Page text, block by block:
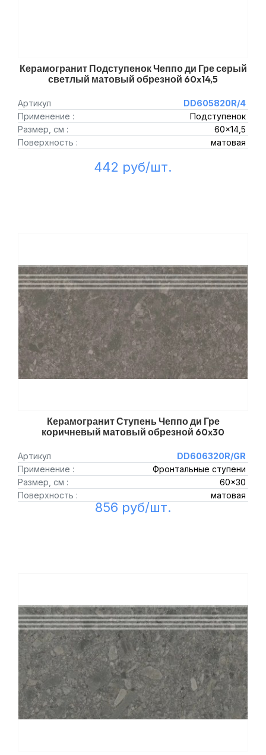
Керамогранит Подступенок Чеппо ди Гре серый
светлый матовый обрезной 60x14,5
Артикул
DD605820R/4
Применение :
Подступенок
Размер, см :
60x14,5
Поверхность :
матовая
442 руб/шт.
Керамогранит Ступень Чеппо ди Гре
коричневый матовый обрезной 60x30
Артикул
DD606320R/GR
Применение :
Фронтальные ступени
Размер, см :
60x30
Поверхность :
матовая
856 руб/шт.